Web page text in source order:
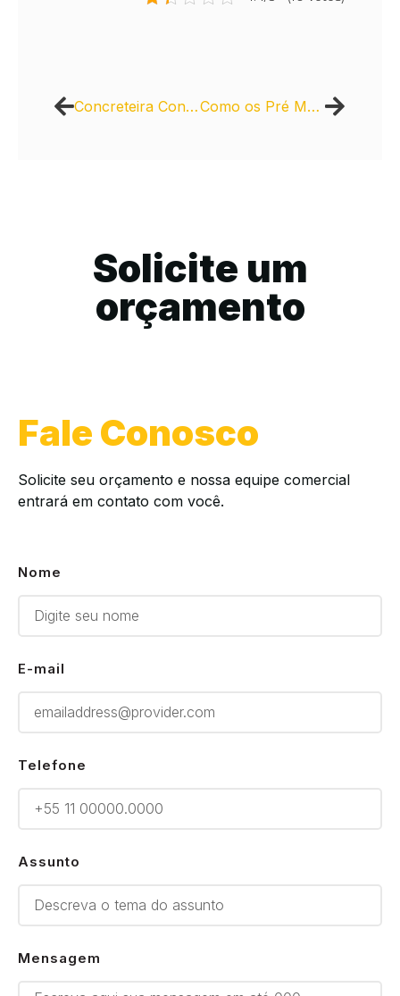
Concreteira Concrecity: Qualidade e pontualidade para suas obras Como os Pré Moldados Podem Acelerar a Execução de Projetos
Solicite um
orçamento
Fale Conosco
Solicite seu orçamento e nossa equipe comercial
entrará em contato com você.
Nome
E-mail
Telefone
Assunto
Mensagem